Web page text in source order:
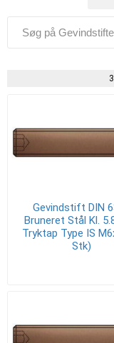
Gevindstift DIN
Bruneret Stål Kl.
Tryktap Type IS
Stk)